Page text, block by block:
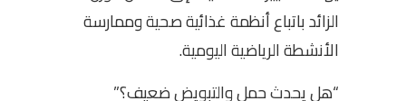
الزائد باتباع أنظمة غذائية صحية وممارسة
الأنشطة الرياضية اليومية.
“هل يحدث حمل والتبويض ضعيف؟”